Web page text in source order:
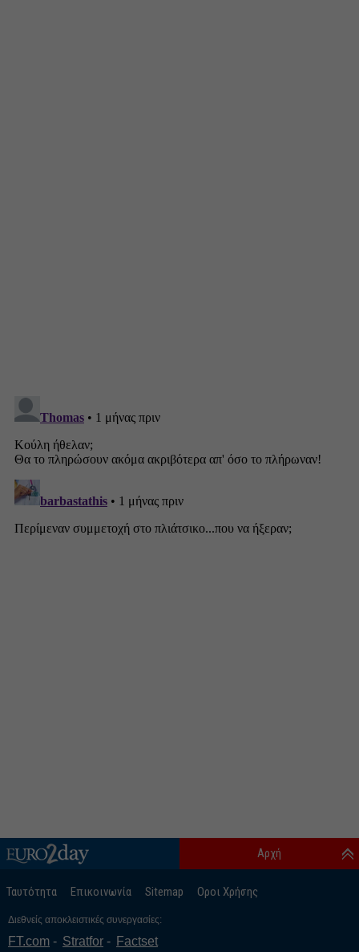
Ταυτότητα Επικοινωνία Sitemap Οροι Χρήσης
Αρχή
Διεθνείς αποκλειστικές συνεργασίες:
FT.com Stratfor Factset